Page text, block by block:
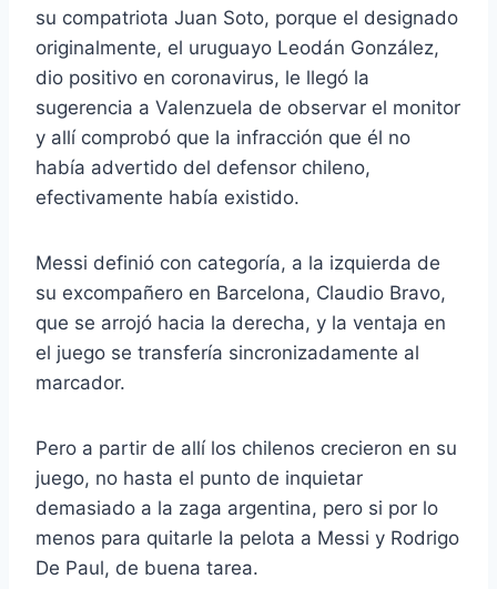
su compatriota Juan Soto, porque el designado
originalmente, el uruguayo Leodán González,
dio positivo en coronavirus, le llegó la
sugerencia a Valenzuela de observar el monitor
y allí comprobó que la infracción que él no
había advertido del defensor chileno,
efectivamente había existido.
Messi definió con categoría, a la izquierda de
su excompañero en Barcelona, Claudio Bravo,
que se arrojó hacia la derecha, y la ventaja en
el juego se transfería sincronizadamente al
marcador.
Pero a partir de allí los chilenos crecieron en su
juego, no hasta el punto de inquietar
demasiado a la zaga argentina, pero si por lo
menos para quitarle la pelota a Messi y Rodrigo
De Paul, de buena tarea.